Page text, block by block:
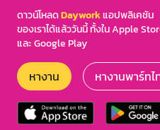
ดาวน์โหลดDayworkแอปพลิเคชัน
ของเราได้แล้ววันนี้ ทั้งใน Apple
และ Google Play
หางาน หางานพาร์ทไ